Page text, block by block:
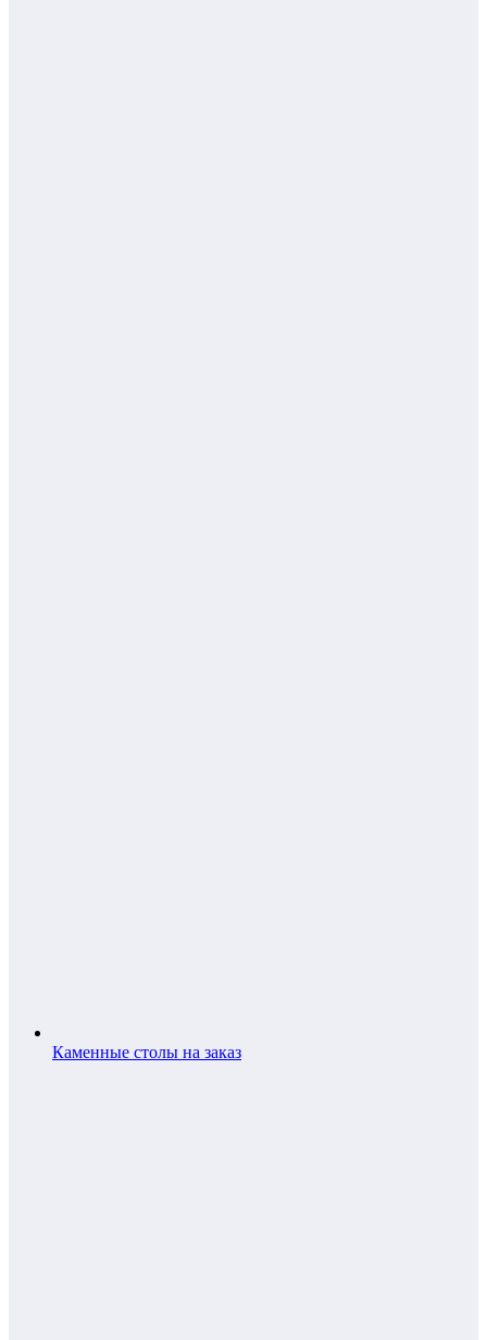
Каменные столы на заказ